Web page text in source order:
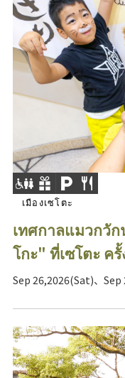
เมืองเซโตะ
เทศกาลแมวกวั
โกะ" ที่เซโตะ ค
Sep 26,2026(Sat)、Sep